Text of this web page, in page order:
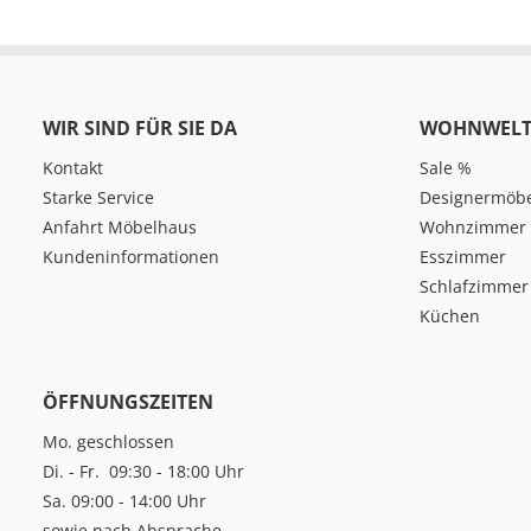
WIR SIND FÜR SIE DA
Kontakt
Starke Service
Anfahrt Möbelhaus
Kundeninformationen
Sale %
Wohnzimmer
Esszimmer
Schlafzimmer
Küchen
ÖFFNUNGSZEITEN
Mo. geschlossen
Di. - Fr. 09:30 - 18:00 Uhr
Sa. 09:00 - 14:00 Uhr